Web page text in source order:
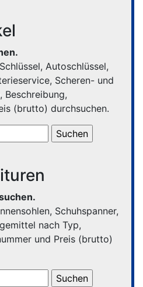
Autoschlüssel,
Scheren- und
Beschreibung,
(brutto) durchsuchen.
Schuhspanner,
nach Typ,
und Preis (brutto)